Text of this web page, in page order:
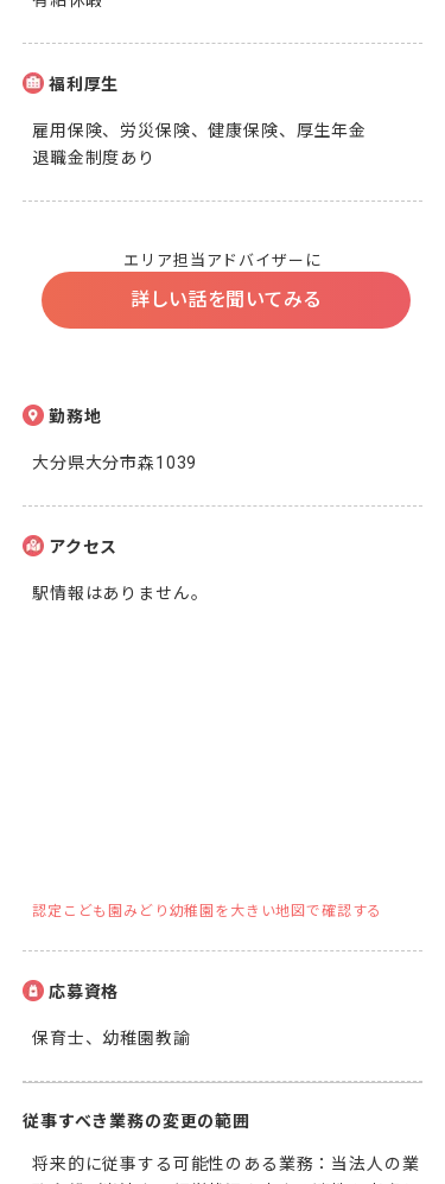
福利厚生
雇用保険、労災保険、健康保険、厚生年金
退職金制度あり
エリア担当アドバイザーに
詳しい話を聞いてみる
勤務地
大分県大分市森1039
アクセス
駅情報はありません。
認定こども園みどり幼稚園を大きい地図で確認する
応募資格
保育士、幼稚園教諭
従事すべき業務の変更の範囲
将来的に従事する可能性のある業務：当法人の業